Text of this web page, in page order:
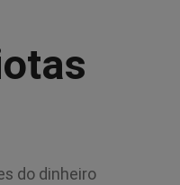
do dinheiro